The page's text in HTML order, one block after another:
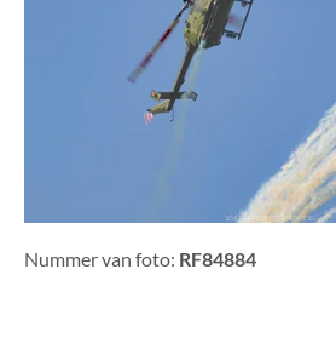
Nummer van foto: RF84884